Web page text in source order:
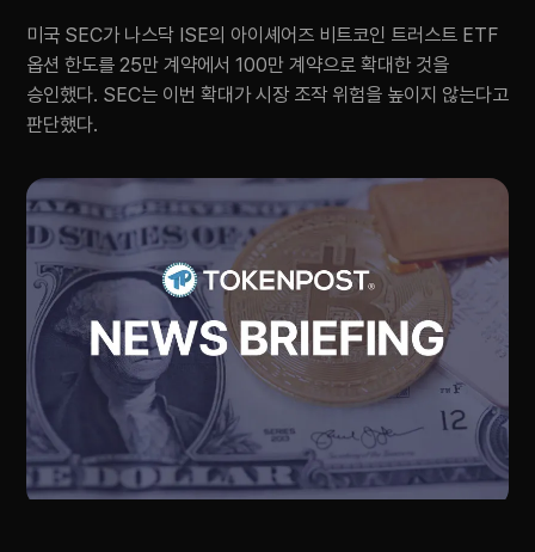
미국 SEC가 나스닥 ISE의 아이셰어즈 비트코인 트러스트 ETF
옵션 한도를 25만 계약에서 100만 계약으로 확대한 것을
승인했다. SEC는 이번 확대가 시장 조작 위험을 높이지 않는다고
판단했다.